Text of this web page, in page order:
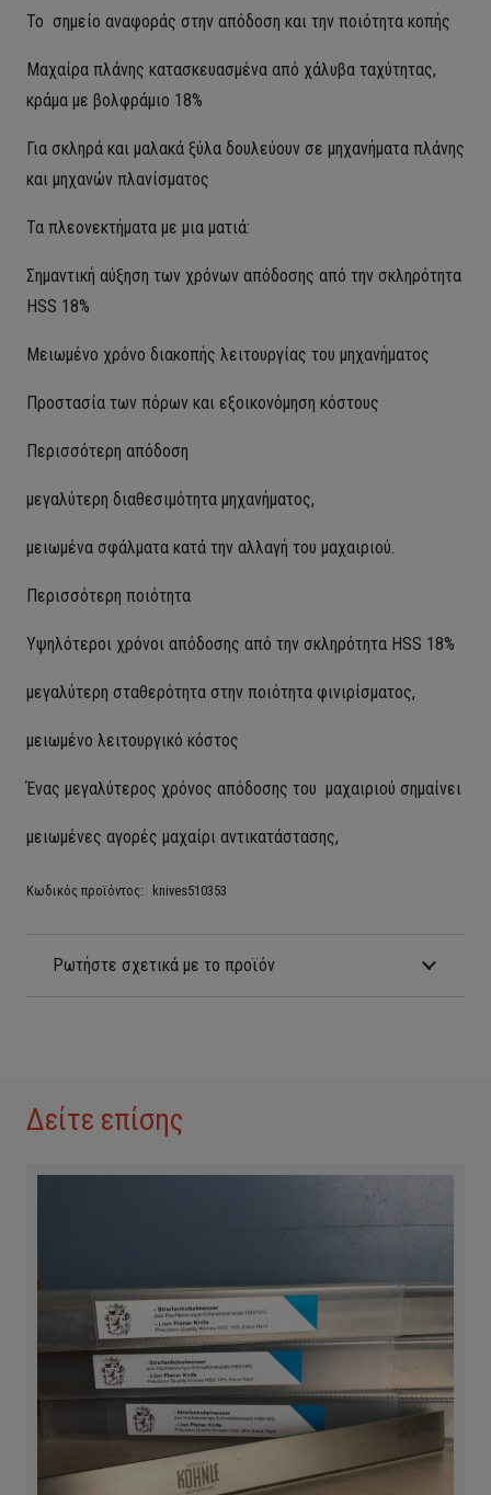
Το σημείο αναφοράς στην απόδοση και την ποιότητα κοπής
Μαχαίρα πλάνης κατασκευασμένα από χάλυβα ταχύτητας,
κράμα με βολφράμιο 18%
Για σκληρά και μαλακά ξύλα δουλεύουν σε μηχανήματα πλάνης
και μηχανών πλανίσματος
Τα πλεονεκτήματα με μια ματιά:
Σημαντική αύξηση των χρόνων απόδοσης από την σκληρότητα
HSS 18%
Μειωμένο χρόνο διακοπής λειτουργίας του μηχανήματος
Προστασία των πόρων και εξοικονόμηση κόστους
Περισσότερη απόδοση
μεγαλύτερη διαθεσιμότητα μηχανήματος,
μειωμένα σφάλματα κατά την αλλαγή του μαχαιριού.
Περισσότερη ποιότητα
Υψηλότεροι χρόνοι απόδοσης από την σκληρότητα HSS 18%
μεγαλύτερη σταθερότητα στην ποιότητα φινιρίσματος,
μειωμένο λειτουργικό κόστος
Ένας μεγαλύτερος χρόνος απόδοσης του μαχαιριού σημαίνει
μειωμένες αγορές μαχαίρι αντικατάστασης,
Κωδικός προϊόντος: knives510353
Ρωτήστε σχετικά με το προϊόν
Δείτε επίσης